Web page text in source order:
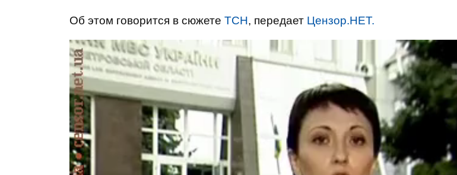
Об этом говорится в сюжете ТСН, передает Цензор.НЕТ.